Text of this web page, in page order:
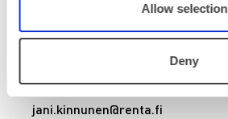
Allow selection
Deny
JANI KINNUNEN
040 771 0337
jani.kinnunen@renta.fi